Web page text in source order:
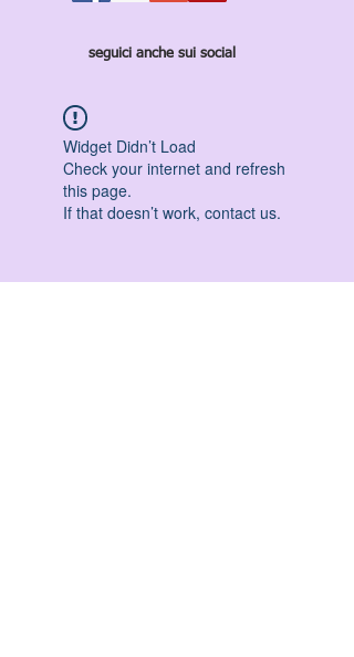
seguici anche sui social
Widget Didn’t Load
Check your internet and refresh
this page.
If that doesn’t work, contact us.